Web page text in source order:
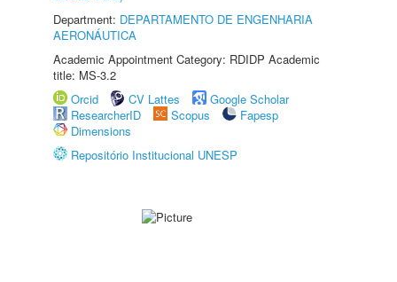
Department: DEPARTAMENTO DE ENGENHARIA
AERONÁUTICA
Academic Appointment Category: RDIDP Academic
title: MS-3.2
Orcid
CV Lattes
Google Scholar
ResearcherID
Scopus
Fapesp
Dimensions
Repositório Institucional UNESP